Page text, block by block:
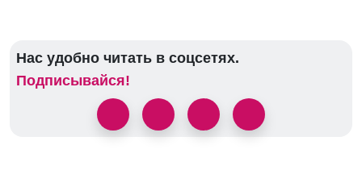
Нас удобно читать в соцсетях.
Подписывайся!